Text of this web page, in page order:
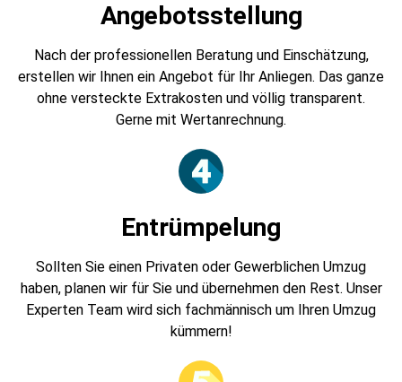
Angebotsstellung
Nach der professionellen Beratung und Einschätzung,
erstellen wir Ihnen ein Angebot für Ihr Anliegen. Das ganze
ohne versteckte Extrakosten und völlig transparent.
Gerne mit Wertanrechnung.
Entrümpelung
Sollten Sie einen Privaten oder Gewerblichen Umzug
haben, planen wir für Sie und übernehmen den Rest. Unser
Experten Team wird sich fachmännisch um Ihren Umzug
kümmern!